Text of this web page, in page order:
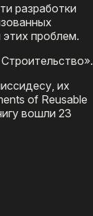
разработки
проблем.
их
of Reusable
вошли 23